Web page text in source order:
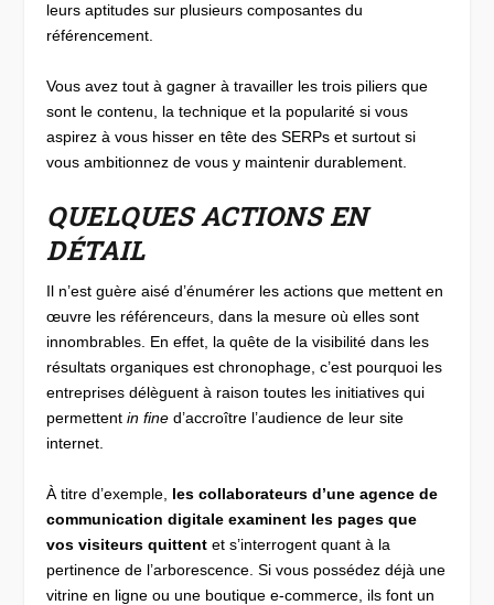
leurs aptitudes sur plusieurs composantes du
référencement.
Vous avez tout à gagner à travailler les trois piliers que
sont le contenu, la technique et la popularité si vous
aspirez à vous hisser en tête des SERPs et surtout si
vous ambitionnez de vous y maintenir durablement.
QUELQUES ACTIONS EN
DÉTAIL
Il n’est guère aisé d’énumérer les actions que mettent en
œuvre les référenceurs, dans la mesure où elles sont
innombrables. En effet, la quête de la visibilité dans les
résultats organiques est chronophage, c’est pourquoi les
entreprises délèguent à raison toutes les initiatives qui
permettentin fine d’accroître l’audience de leur site
internet.
À titre d’exemple, les collaborateurs d’une agence de
communication digitale examinent les pages que
vos visiteurs quittent et s’interrogent quant à la
pertinence de l’arborescence. Si vous possédez déjà une
vitrine en ligne ou une boutique e-commerce, ils font un